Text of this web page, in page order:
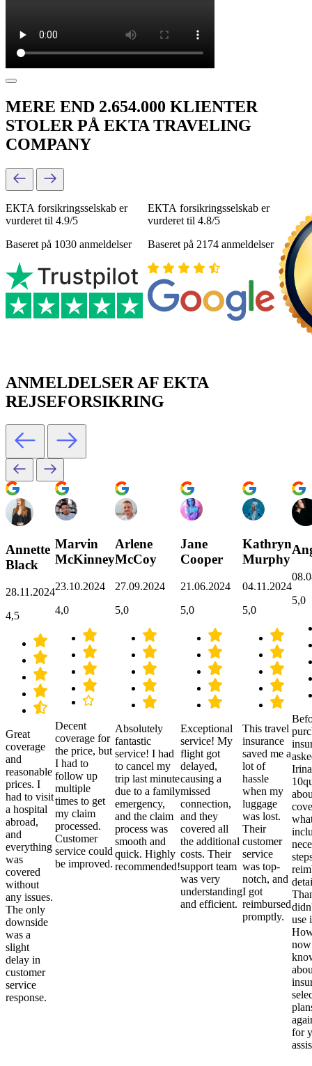
MERE END 2.654.000 KLIENTER
STOLER PÅ EKTA TRAVELING
COMPANY
ЕКТА forsikringsselskab er
vurderet til 4.9/5
Baseret på 1030 anmeldelser
ЕКТА forsikringsselskab er
vurderet til 4.8/5
Baseret på 2174 anmeldelser
ANMELDELSER AF EKTA
REJSEFORSIKRING
Annette
Black
28.11.2024
4,5
Great
coverage
and
reasonable
prices. I
had to visit
a hospital
abroad,
and
everything
was
covered
without
any issues.
The only
downside
was a
slight
delay in
customer
service
response.
Marvin
McKinney
23.10.2024
4,0
Decent
coverage for
the price, but
I had to
follow up
multiple
times to get
my claim
processed.
Customer
service could
be improved.
Arlene
McCoy
27.09.2024
5,0
Absolutely
fantastic
service! I had
to cancel my
trip last minute
due to a family
emergency,
and the claim
process was
smooth and
quick. Highly
recommended!
Jane
Cooper
21.06.2024
5,0
Exceptional
service! My
flight got
delayed,
causing a
missed
connection,
and they
covered all
the additional
costs. Their
support team
was very
understanding
and efficient.
Kathryn
Murphy
04.11.2024
5,0
This travel
insurance
saved me a
lot of
hassle
when my
luggage
was lost.
Their
customer
service
was top-
notch, and
I got
reimbursed
promptly.
5,0
use
for